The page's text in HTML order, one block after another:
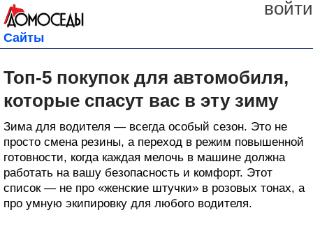
войти
Сайты
Топ-5 покупок для автомобиля,
которые спасут вас в эту зиму
Зима для водителя — всегда особый сезон. Это не
просто смена резины, а переход в режим повышенной
готовности, когда каждая мелочь в машине должна
работать на вашу безопасность и комфорт. Этот
список — не про «женские штучки» в розовых тонах, а
про умную экипировку для любого водителя.